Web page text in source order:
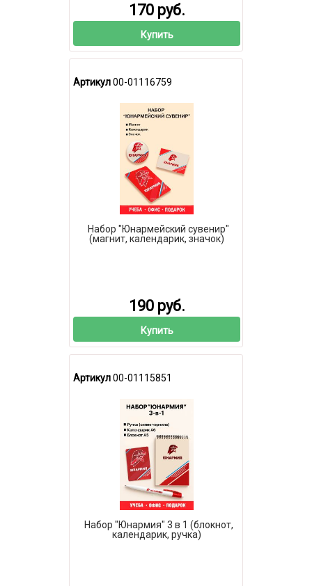
170 руб.
Купить
Артикул00-01116759
Набор "Юнармейский сувенир"
(магнит, календарик, значок)
190 руб.
Купить
Артикул00-01115851
Набор "Юнармия" 3 в 1 (блокнот,
календарик, ручка)